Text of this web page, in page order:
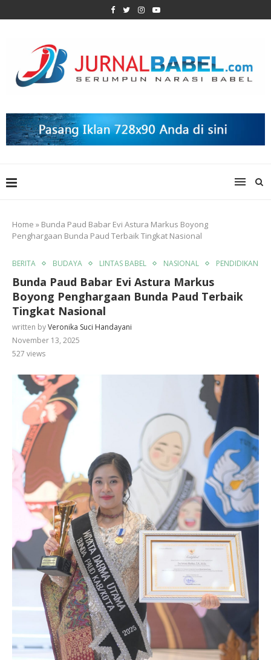
Home » Bunda Paud Babar Evi Astura Markus Boyong
Penghargaan Bunda Paud Terbaik Tingkat Nasional
BERITA BUDAYA LINTAS BABEL NASIONAL PENDIDIKAN
Bunda Paud Babar Evi Astura Markus
Boyong Penghargaan Bunda Paud Terbaik
Tingkat Nasional
written byVeronika Suci Handayani
November 13, 2025
527 views